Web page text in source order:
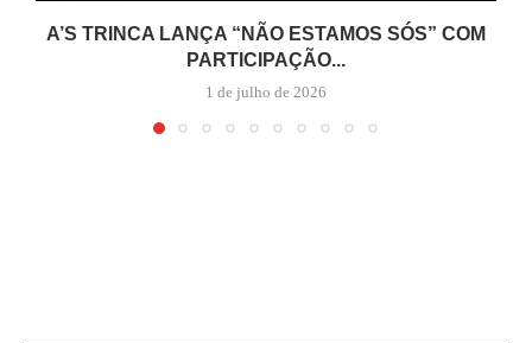
A’S TRINCA LANÇA “NÃO ESTAMOS SÓS” COM
PARTICIPAÇÃO...
1 de julho de 2026